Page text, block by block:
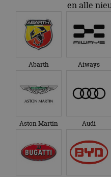
en alle
Abarth Aiways
Aston Martin Audi